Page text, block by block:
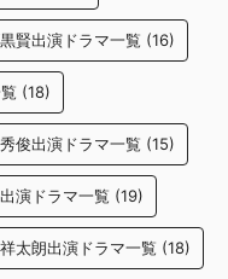
賢出演ドラマ一覧 (16)
(18)
俊出演ドラマ一覧 (15)
演ドラマ一覧 (19)
太朗出演ドラマ一覧 (18)